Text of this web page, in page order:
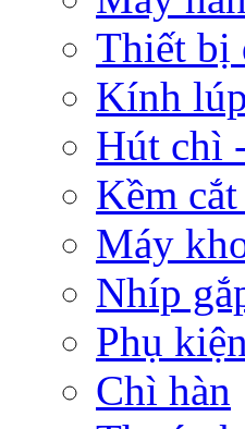
Thiết bị
Kính
Hút chì
Kềm
Máy
Nhíp
Phụ
Chì hàn